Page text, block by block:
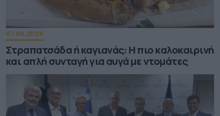
07.08.2026
Στραπατσάδα ή καγιανάς: Η πιο καλοκαιρινή
και απλή συνταγή για αυγά με ντομάτες